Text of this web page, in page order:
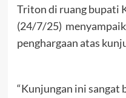
Triton di ruang bupati
(24/7/25)
penghargaan atas
“Kunjungan ini sangat